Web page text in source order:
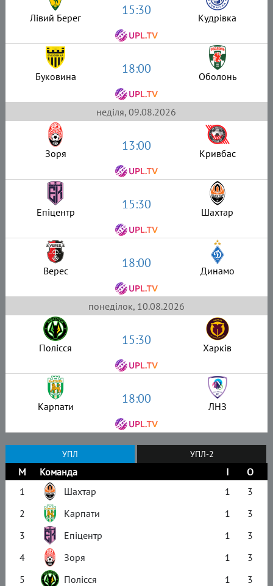
Лівий Берег 15:30 Кудрівка
Буковина 18:00 Оболонь
неділя, 09.08.2026
Зоря 13:00 Кривбас
Епіцентр 15:30 Шахтар
Верес 18:00 Динамо
понеділок, 10.08.2026
Полісся 15:30 Харків
Карпати 18:00 ЛНЗ
УПЛ УПЛ-2
М Команда І
О
1
Шахтар 1
3
2
Карпати 1
3
3
Епіцентр 1
3
4
Зоря 1
3
5
Полісся 1
3